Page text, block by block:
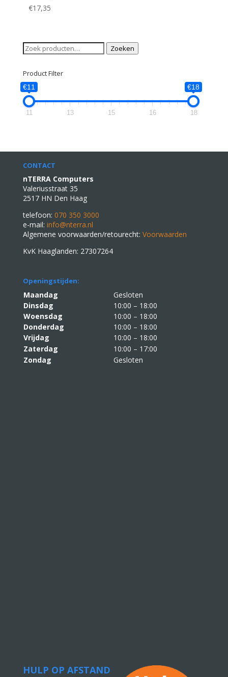
€17,35
Zoeken
naar:
Zoeken
Product Filter
€11 €18
11 13 15 16 18
CONTACT
nTERRA Computers
Valeriusstraat 35
2517 HN Den Haag
telefoon: 070 350 3000
e-mail: info@nterra.nl
Algemene voorwaarden/retourecht: Voorwaarden
KvK Haaglanden: 27307264
Openingstijden:
Maandag
Gesloten
Dinsdag
10:00 – 18:00
Woensdag
10:00 – 18:00
Donderdag
10:00 – 18:00
Vrijdag
10:00 – 18:00
Zaterdag
10:00 – 17:00
Zondag
Gesloten
HULP OP AFSTAND